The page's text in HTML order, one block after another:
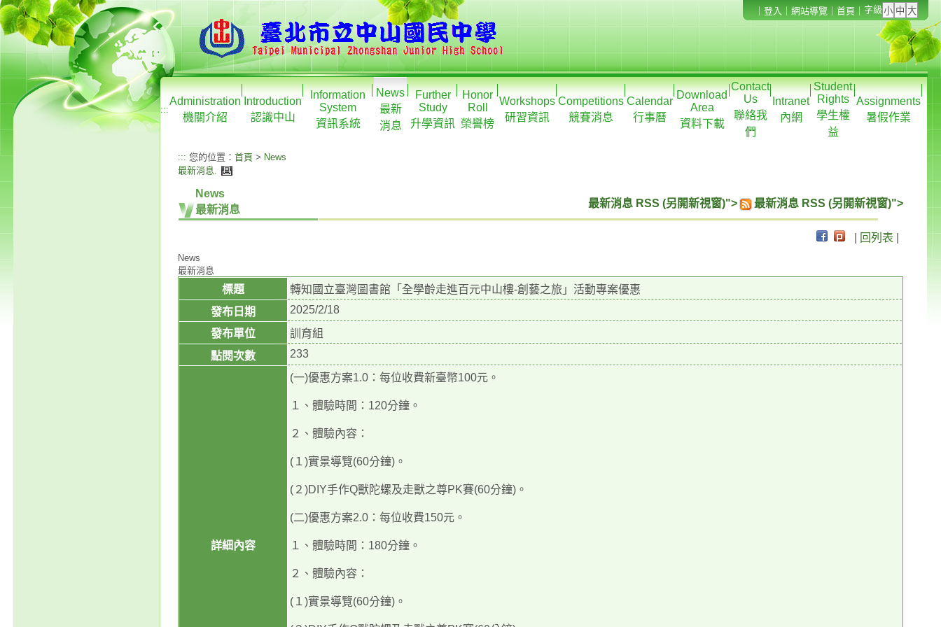
登入 網站導覽 首頁 字級
:::
Administration
機關介紹
Introduction
認識中山
Information
System
資訊系統
News
最新
消息
Further
Study
升學資訊
Honor
Roll
榮譽榜
Workshops
研習資訊
Competitions
競賽消息
Calendar
行事曆
Download
Area
資料下載
Contact
Us
聯絡我
們
Intranet
內網
Student
Rights
學生權
益
Assignments
暑假作業
::: 您的位置： 首頁 > News
最新消息.
News
最新消息
最新消息 RSS (另開新視窗)"> 最新消息 RSS (另開新視窗)">
回列表
News
最新消息
標題
轉知國立臺灣圖書館「全學齡走進百元中山樓-創藝之旅」活動專案優惠
發布日期
2025/2/18
發布單位
訓育組
點閱次數
233
詳細內容
(一)優惠方案1.0：每位收費新臺幣100元。
１、體驗時間：120分鐘。
２、體驗內容：
(１)實景導覽(60分鐘)。
(２)DIY手作Q獸陀螺及走獸之尊PK賽(60分鐘)。
(二)優惠方案2.0：每位收費150元。
１、體驗時間：180分鐘。
２、體驗內容：
(１)實景導覽(60分鐘)。